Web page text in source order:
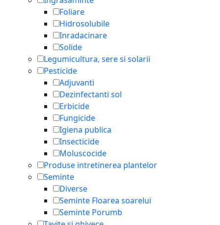
Foliare
Hidrosolubile
Inradacinare
Solide
Legumicultura, sere si solarii
Pesticide
Adjuvanti
Dezinfectanti sol
Erbicide
Fungicide
Igiena publica
Insecticide
Moluscocide
Produse intretinerea plantelor
Seminte
Diverse
Seminte Floarea soarelui
Seminte Porumb